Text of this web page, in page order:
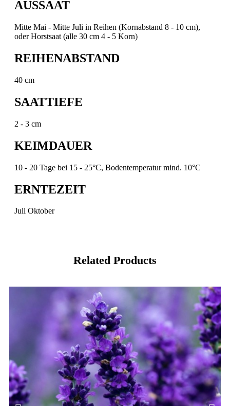
AUSSAAT
Mitte Mai - Mitte Juli in Reihen (Kornabstand 8 - 10 cm),
oder Horstsaat (alle 30 cm 4 - 5 Korn)
REIHENABSTAND
40 cm
SAATTIEFE
2 - 3 cm
KEIMDAUER
10 - 20 Tage bei 15 - 25°C, Bodentemperatur mind. 10°C
ERNTEZEIT
Juli Oktober
Related Products